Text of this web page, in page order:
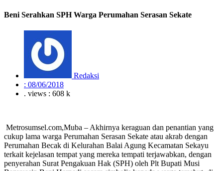
Beni Serahkan SPH Warga Perumahan Serasan Sekate
Redaksi
: 08/06/2018
. views : 608 k
Metrosumsel.com,Muba – Akhirnya keraguan dan penantian yang
cukup lama warga Perumahan Serasan Sekate atau akrab dengan
Perumahan Becak di Kelurahan Balai Agung Kecamatan Sekayu
terkait kejelasan tempat yang mereka tempati terjawabkan, dengan
penyerahan Surat Pengakuan Hak (SPH) oleh Plt Bupati Musi